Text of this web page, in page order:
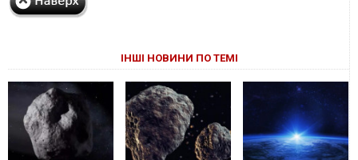
ІНШІ НОВИНИ ПО ТЕМІ